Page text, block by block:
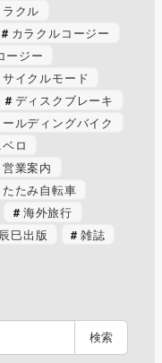
ラクル
カラクルコージー
ージー
サイクルモード
ディスクブレーキ
ルディングバイク
ロ
営業案内
たみ自転車
海外旅行
辰巳出版
雑誌
検索